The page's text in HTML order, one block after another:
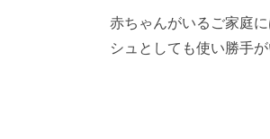
赤ちゃんがいるご家庭
シュとしても使い勝手